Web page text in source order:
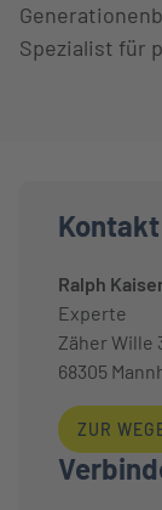
Spezialist für
Kontakt
Ralph
Experte
Zäher Wille
68305
ZUR